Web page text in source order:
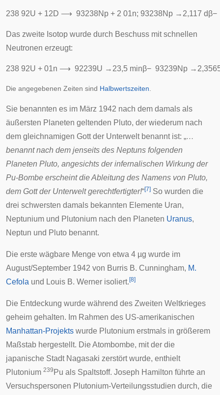
238 92U + 12D ⟶ 93238N p + 2 01n; 93238N p → 2,117 dβ−
Das zweite Isotop wurde durch Beschuss mit schnellen
Neutronen erzeugt:
238 92U + 01n ⟶ 92239U → 23,5 minβ− 93239N p → 2,356
Die angegebenen Zeiten sind Halbwertszeiten
Sie benannten es im März 1942 nach dem damals als
äußersten Planeten geltenden Pluto, der wiederum nach
dem gleichnamigen Gott der Unterweltbenannt ist: „…
benannt nach dem jenseits des Neptuns folgenden
Planeten Pluto, angesichts der infernalischen Wirkung der
Pu-Bombe erscheint die Ableitung des Namens von Pluto,
dem Gott der Unterwelt gerechtfertigter!“[7] So wurden die
drei schwersten damals bekannten Elemente Uran,
Neptunium und Plutonium nach den Planeten Uranus,
Neptun und Pluto benannt.
Die erste wägbare Menge von etwa 4 µg wurde im
August/September 1942 von Burris B. Cunningham, M.
Cefola und Louis B. Werner isoliert. [8]
Die Entdeckung wurde während des Zweiten Weltkrieges
geheim gehalten. Im Rahmen des US-amerikanischen
Manhattan-Projekts wurde Plutonium erstmals in größerem
Maßstab hergestellt. Die Atombombe, mit der die
japanische Stadt Nagasaki zerstört wurde, enthielt
Plutonium 239 Pu als Spaltstoff. Joseph Hamilton führte an
Versuchspersonen Plutonium-Verteilungsstudien durch, die